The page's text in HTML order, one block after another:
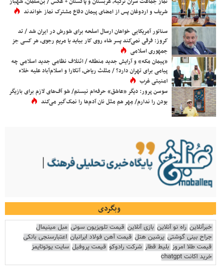
شریف و اردوغان پس از امضای پیمان دفاع مشترک نماز خواندند
سناتور آمریکایی خواهان ارسال اسلحه برای شورش در ایران شد / تد
کروز: فرقی نمی‌کند پسر شاه روی کار بیاید یا مریم رجوی، هر کسی جز
جمهوری اسلامی
«پیمان مکه» و آرایش جدید منطقه / ائتلاف نظامی جدید اسلامی چه
پیامی برای تهران دارد؟ / مثلث ریاض، آنکارا و اسلام‌آباد علیه خلاء
امنیتی غرب
سوسن پرور: دیگر «عاشق» حرفه‌ام نیستم/ شو آف‌های لازم برای بازیگر
بودن را ندارم/ مِهر هم مثل نان آدم‌ها را نمک‌گیر می‌کند
وبگردی
خبرآنلاین راه نو آنلاین بازی آنلاین قیمت تلویزیون سونی مبل مینیمال
جراح بینی گوشتی پرشین هتل قیمت آهن فولاد ایرانیان اعتبارسنجی بانکی
قیمت طلا امروز بلیط قطار شرکت رادوکو قیمت پروفیل سایت یوتوتایمز
خرید اکانت chatgpt